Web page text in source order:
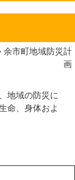
余市町地域防災計
画
地域の防災に
命、身体およ